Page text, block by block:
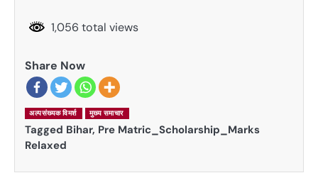
1,056 total views
Share Now
अल्पसंख्यक विमर्श मुख्य समाचार
Tagged Bihar, Pre Matric_Scholarship_Marks
Relaxed